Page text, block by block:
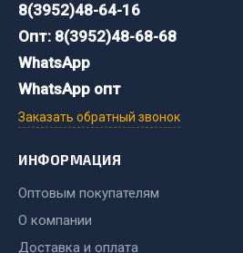
Запчасти Урал
Двигатель
Мост задний
Система питания
Система выпуска газа
Система охлаждения
Тормозная система
8(3952)48-64-16
Опт: 8(3952)48-68-68
WhatsApp
WhatsApp опт
Заказать обратный звонок
ИНФОРМАЦИЯ
Оптовым покупателям
О компании
Доставка и оплата